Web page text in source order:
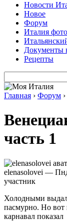
Новости
Новое
Форум
Италия фото
Документы
Рецепты
Главная › Форум ›
часть 1
elenasolovei —
участник
Холодными
пасмурно. Но вот
карнавал показал